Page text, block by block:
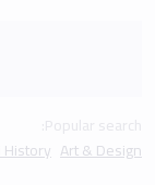
Art & Design
History